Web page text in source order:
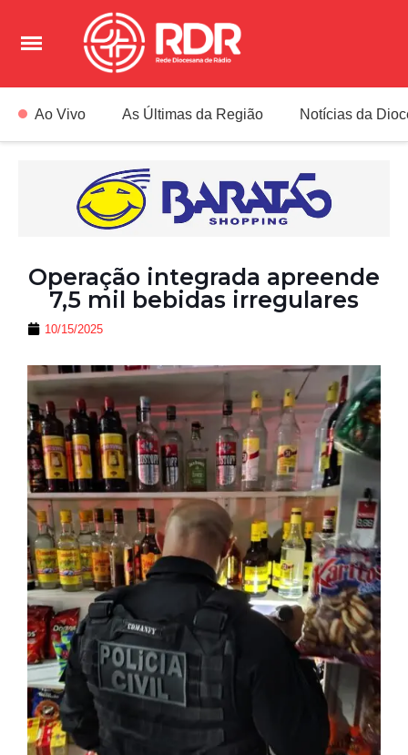
Ao Vivo As Últimas da Região Notícias da
Operação integrada apreende
7,5 mil bebidas irregulares
10/15/2025